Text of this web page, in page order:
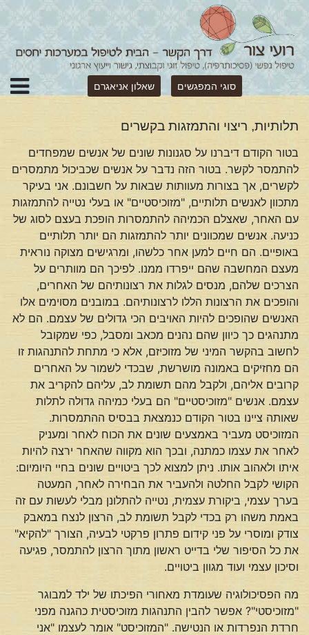
סוגי המפגשים שאלון אניאגרם
תלותיות, ריצוי והתמזגות בקשרים
בטור הקודם דיברנו על סגנונות שונים של אנשים שמפחדים
להתמסר לקשר. בטור הזה נדבר על אנשים שכביכול מתמסרים
לקשרים, אך בצורות מעוותות שבאות על חשבונם. אני בעיקר
מתכוון לאנשים תלותיים, "מזוכיסטיים" או בעלי נטייה להתמזגות
עם האחר, שאצלם הכמיהה להתמסרות הופכת בעצם לסוג של
כניעה. אנשים שמכוונים יותר להתמזגות הם יותר תלותיים
באופיים. הם חיים למען אחר כלשהו, ומרגישים מצוקה נוראית
מעצם המחשבה שהם ייפרדו ממנו. לפיכך הם מוותרים על
הצרכים שלהם, מנסים לגלות את רצונותיהם של האחרים,
והופכים את הרצונות הללו לרצונותיהם. במובנים מסוימים אלו
האנשים שהופכים להיות האויבים הכי גדולים של עצמם. הם לא
מתנהגים כך כיוון שהם נהנים מכאב ומסבל, כפי שמקובל
לחשוב בהקשר המיני של מזוכיזם, אלא כי מתחת להתנהגות זו
הם מחזיקים באמונה מושרשת, שבכדי לשמור על האחרים
קרובים אליהם, ולקבל מהם תשומת לב, עליהם להקריב את
עצמם. אנשים "מזוכיסטיים" הם בעלי כמיהה גדולה לתלות
שאותה ציינו בטור הקודם כנמצאת בבסיס ההתמסרות.
המזוכיסט מעביר באמצעים שונים את הכוח לאחר ומעניק
לאחר את עצמו כמתנה, ובכך הוא מקווה שהאחר ירצה להיות
איתו ולאהוב אותו. ניתן למצוא לכך ביטויים שונים בחיי היומיום:
הקושי לקבל החלטה ולהעביר את הבחירה לאחר, המעטה
בערך עצמי, ביקורת עצמית, נטייה להתלונן מבלי לעשות עם זה
באמת משהו רק בכדי לקבל תשומת לב, הרצון לנצח במאבק
צודק ומוסרי על פני קידום פתרון פרקטי לבעיה, הצורך "להקיא"
את כל הסיפור שלי בדייט ראשון מתוך הרצון להתמסר, פגיעה
וסיכון עצמי ועוד מגוון ביטויים.
מה הפסיכולוגיה שעומדת מאחורי הפיכתו של ילד למבוגר
"מזוכיסטי"? אפשר להבין התנהגות מזוכיסטית כהגנה מפני
חרדת הנפרדות או הנטישה. "המזוכיסט" אומר לעצמו "אני